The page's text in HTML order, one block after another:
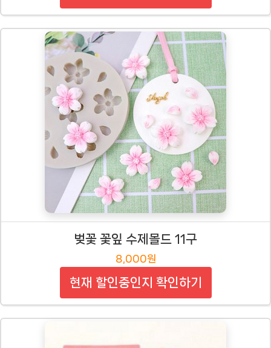
벚꽃 꽃잎 수제몰드 11구
8,000원
현재 할인중인지 확인하기